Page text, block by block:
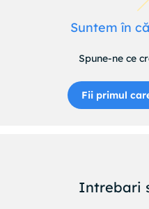
Suntem în
Spune-ne ce
Fii primul
Intrebari